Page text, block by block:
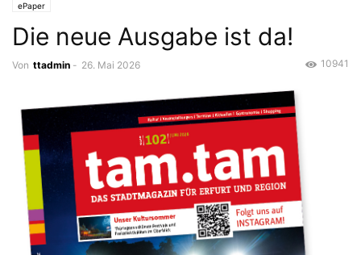
ePaper
Die neue Ausgabe ist da!
Von ttadmin - 26. Mai 2026 10941